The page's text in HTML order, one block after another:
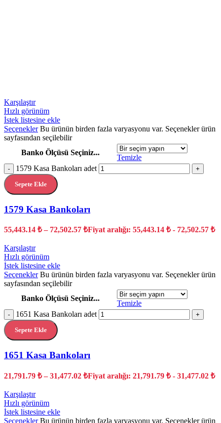
Karşılaştır
Hızlı görünüm
İstek listesine ekle
Seçenekler Bu ürünün birden fazla varyasyonu var. Seçenekler ürün
sayfasından seçilebilir
Banko Ölçüsü Seçiniz...
Temizle
- 1579 Kasa Bankoları adet +
Sepete Ekle
1579 Kasa Bankoları
55,443.14 ₺ – 72,502.57 ₺Fiyat aralığı: 55,443.14 ₺ - 72,502.57 ₺
Karşılaştır
Hızlı görünüm
İstek listesine ekle
Seçenekler Bu ürünün birden fazla varyasyonu var. Seçenekler ürün
sayfasından seçilebilir
Banko Ölçüsü Seçiniz...
Temizle
- 1651 Kasa Bankoları adet +
Sepete Ekle
1651 Kasa Bankoları
21,791.79 ₺ –31,477.02 ₺Fiyat aralığı: 21,791.79 ₺ - 31,477.02 ₺
Karşılaştır
Hızlı görünüm
İstek listesine ekle
Seçenekler Bu ürünün birden fazla varyasyonu var. Seçenekler ürün